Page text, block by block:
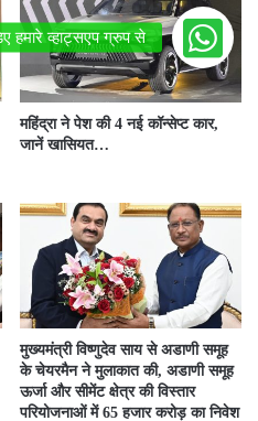
महिंद्रा ने पेश की 4 नई कॉन्सेप्ट कार,
जानें खासियत…
मुख्यमंत्री विष्णुदेव साय से अडाणी समूह
के चेयरमैन ने मुलाकात की, अडाणी समूह
ऊर्जा और सीमेंट क्षेत्र की विस्तार
परियोजनाओं में 65 हजार करोड़ का निवेश